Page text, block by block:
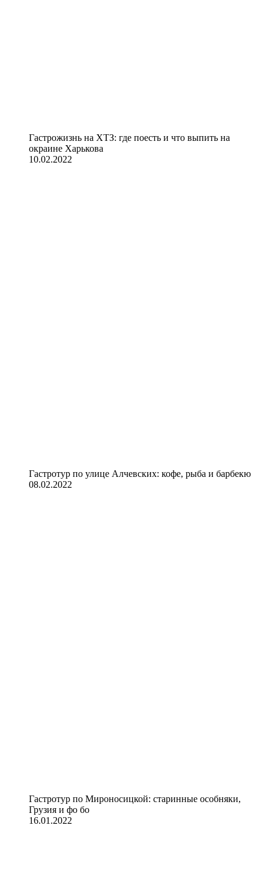
Гастрожизнь на ХТЗ: где поесть и что выпить на
окраине Харькова
10.02.2022
Гастротур по улице Алчевских: кофе, рыба и барбекю
08.02.2022
Гастротур по Мироносицкой: старинные особняки,
Грузия и фо бо
16.01.2022